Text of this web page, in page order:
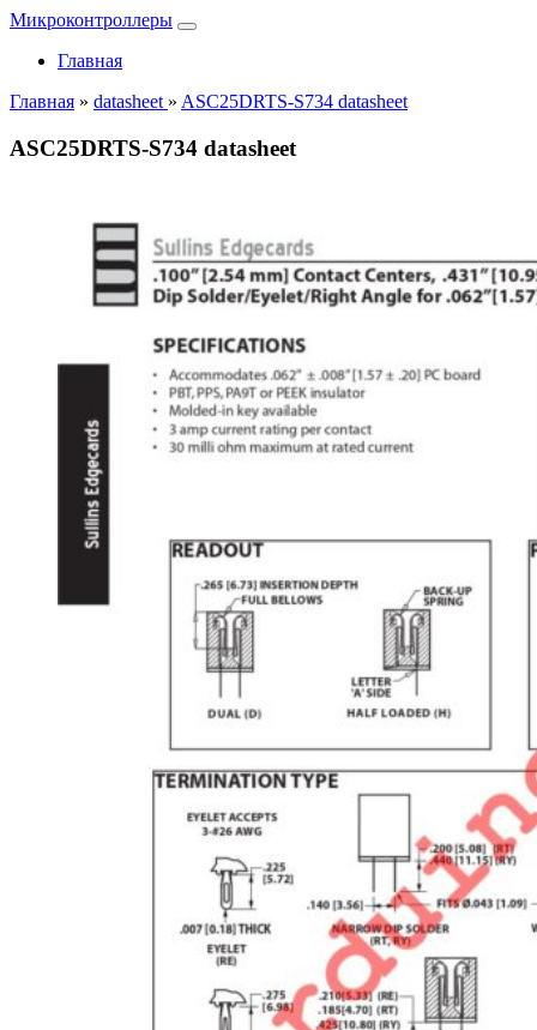
Микроконтроллеры
Главная
Главная » datasheet » ASC25DRTS-S734 datasheet
ASC25DRTS-S734 datasheet